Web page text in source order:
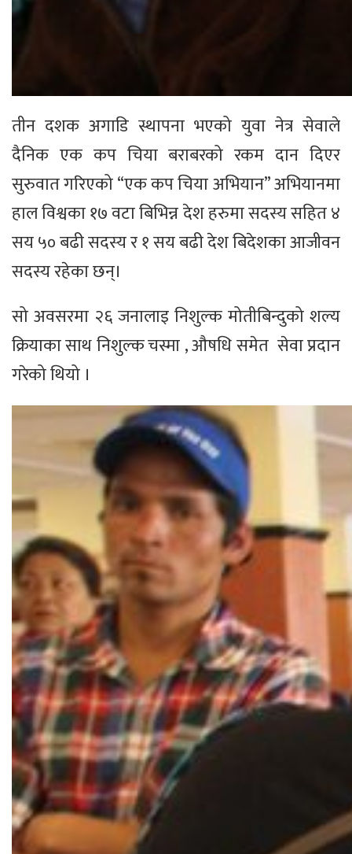
तीन दशक अगाडि स्थापना भएको युवा नेत्र सेवाले
दैनिक एक कप चिया बराबरको रकम दान दिएर
सुरुवात गरिएको “एक कप चिया अभियान” अभियानमा
हाल विश्वका १७ वटा बिभिन्न देश हरुमा सदस्य सहित ४
सय ५० बढी सदस्य र १ सय बढी देश बिदेशका आजीवन
सदस्य रहेका छन्।
सो अवसरमा २६ जनालाइ निशुल्क मोतीबिन्दुको शल्य
क्रियाका साथ निशुल्क चस्मा , औषधि समेत सेवा प्रदान
गरेको थियो ।